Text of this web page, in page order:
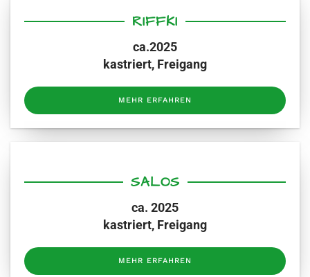
RIFFKI
ca.2025
kastriert, Freigang
MEHR ERFAHREN
SALOS
ca. 2025
kastriert, Freigang
MEHR ERFAHREN